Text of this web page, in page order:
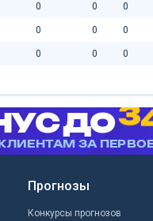
0 0 0
0 0 0
0 0 0
Прогнозы
Конкурсы прогнозов